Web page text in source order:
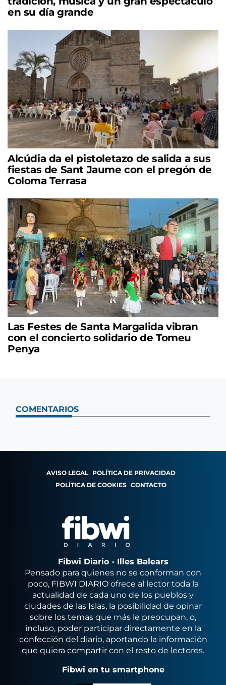
en su día grande
Alcúdia da el pistoletazo de salida a sus
fiestas de Sant Jaume con el pregón de
Coloma Terrasa
Las Festes de Santa Margalida vibran
con el concierto solidario de Tomeu
Penya
COMENTARIOS
AVISO LEGAL POLÍTICA DE PRIVACIDAD
POLÍTICA DE COOKIES CONTACTO
Fibwi Diario - Illes Balears
Pensado para quienes no se conforman con
poco, FIBWI DIARIO ofrece al lector toda la
actualidad de cada uno de los pueblos y
ciudades de las Islas, la posibilidad de opinar
sobre los temas que más le preocupan, o,
incluso, poder participar directamente en la
confección del diario, aportando la información
que quiera compartir con el resto de lectores.
Fibwi en tu smartphone